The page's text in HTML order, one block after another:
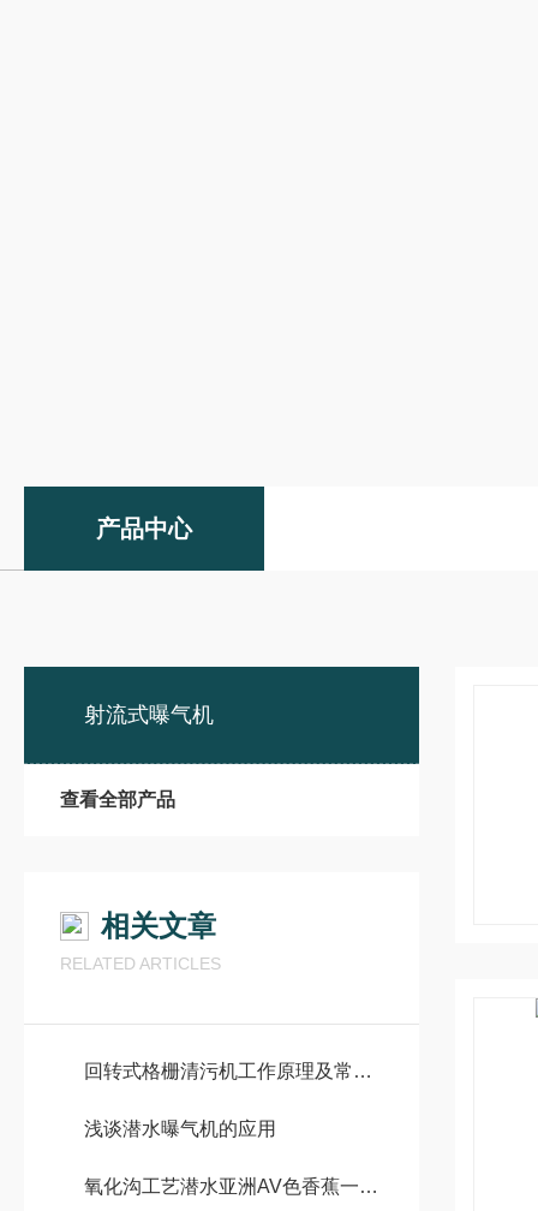
产品中心
射流式曝气机
查看全部产品
相关文章
RELATED ARTICLES
回转式格栅清污机工作原理及常见问题解决方法
浅谈潜水曝气机的应用
氧化沟工艺潜水亚洲AV色香蕉一区二区三区全解析